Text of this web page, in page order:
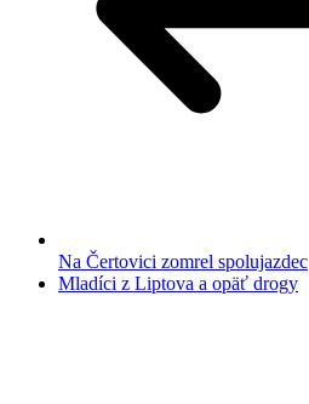
Na Čertovici zomrel spolujazdec
Mladíci z Liptova a opäť drogy